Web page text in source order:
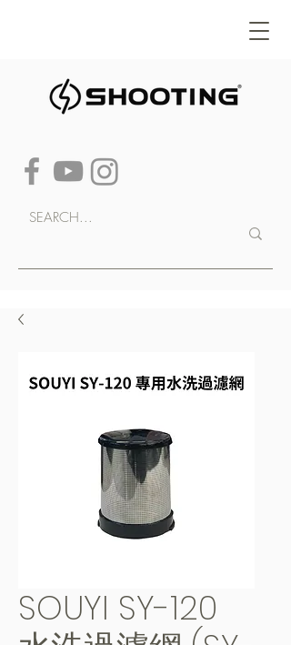
SOUYI SY-120